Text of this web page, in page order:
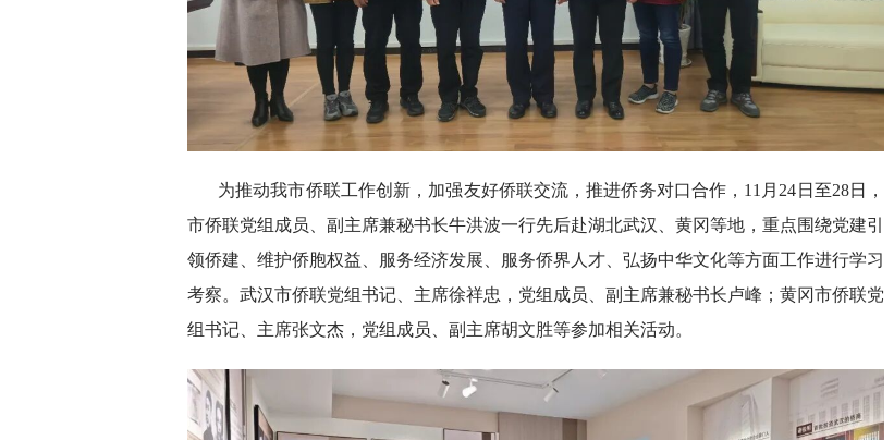
为推动我市侨联工作创新，加强友好侨联交流，推进侨务对口合作，11月24日至28日，
市侨联党组成员、副主席兼秘书长牛洪波一行先后赴湖北武汉、黄冈等地，重点围绕党建引
领侨建、维护侨胞权益、服务经济发展、服务侨界人才、弘扬中华文化等方面工作进行学习
考察。武汉市侨联党组书记、主席徐祥忠，党组成员、副主席兼秘书长卢峰；黄冈市侨联党
组书记、主席张文杰，党组成员、副主席胡文胜等参加相关活动。